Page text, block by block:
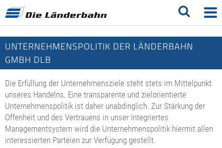
UNTERNEHMENSPOLITIK DER LÄNDERBAHN
GMBH DLB
Die Erfüllung der Unternehmensziele steht stets im Mittelpunkt
unseres Handelns. Eine transparente und zielorientierte
Unternehmenspolitik ist daher unabdinglich. Zur Stärkung der
Offenheit und des Vertrauens in unser Integriertes
Managementsystem wird die Unternehmenspolitik hiermit allen
interessierten Parteien zur Verfügung gestellt.